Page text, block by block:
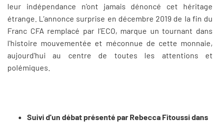
leur indépendance n’ont jamais dénoncé cet héritage
étrange. L’annonce surprise en décembre 2019 de la fin du
Franc CFA remplacé par l’ECO, marque un tournant dans
l'histoire mouvementée et méconnue de cette monnaie,
aujourd'hui au centre de toutes les attentions et
polémiques.
Suivi d'un débat présenté par Rebecca Fitoussi dans